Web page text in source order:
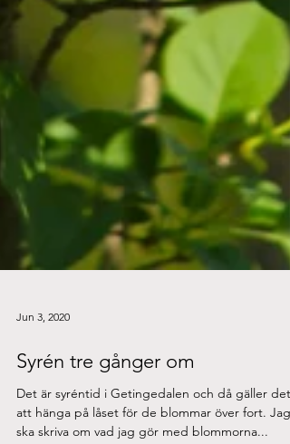
Jun 3, 2020
Syrén tre gånger om
Det är syréntid i Getingedalen och då gäller det